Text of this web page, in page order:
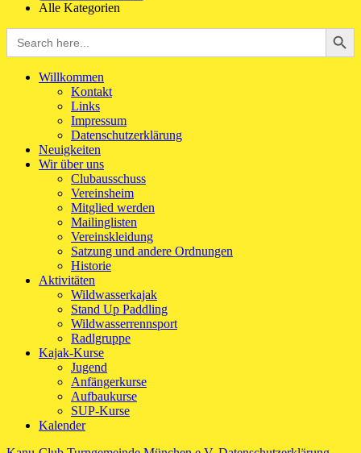
Alle Kategorien
Search
for:
Search Button
Willkommen
Kontakt
Links
Impressum
Datenschutzerklärung
Neuigkeiten
Wir über uns
Clubausschuss
Vereinsheim
Mitglied werden
Mailinglisten
Vereinskleidung
Satzung und andere Ordnungen
Historie
Aktivitäten
Wildwasserkajak
Stand Up Paddling
Wildwasserrennsport
Radlgruppe
Kajak-Kurse
Jugend
Anfängerkurse
Aufbaukurse
SUP-Kurse
Kalender